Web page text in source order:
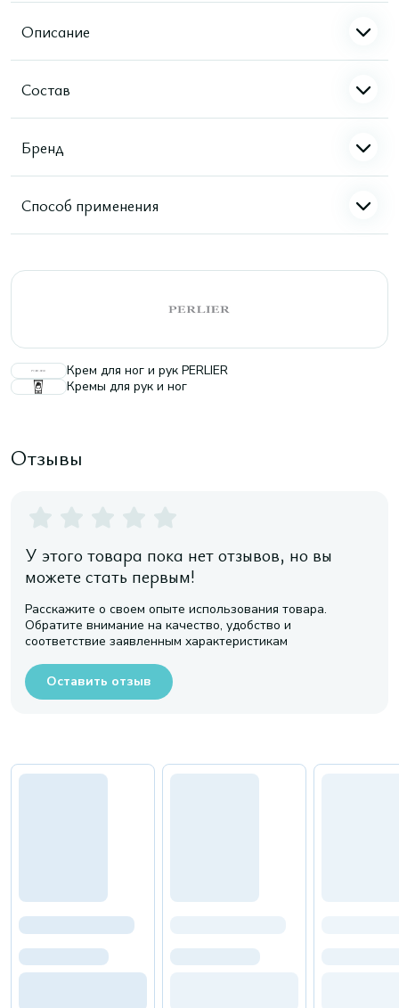
Описание
Состав
Бренд
Способ применения
Крем для ног и рук PERLIER
Кремы для рук и ног
Отзывы
У этого товара пока нет отзывов, но вы
можете стать первым!
Расскажите о своем опыте использования товара.
Обратите внимание на качество, удобство и
соответствие заявленным характеристикам
Оставить отзыв